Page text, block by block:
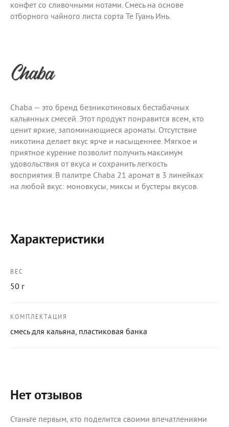
конфет со сливочными нотами. Смесь на основе
отборного чайного листа сорта Те Гуань Инь.
Chaba — это бренд безникотиновых бестабачных
кальянных смесей. Этот продукт понравится всем, кто
ценит яркие, запоминающиеся ароматы. Отсутствие
никотина делает вкус ярче и насыщеннее. Мягкое и
приятное курение позволит получить максимум
удовольствия от вкуса и сохранить легкость
восприятия. В палитре Chaba 21 аромат в 3 линейках
на любой вкус: моновкусы, миксы и бустеры вкусов.
Характеристики
ВЕС
50 г
КОМПЛЕКТАЦИЯ
смесь для кальяна, пластиковая банка
Нет отзывов
Станьте первым, кто поделится своими впечатлениями